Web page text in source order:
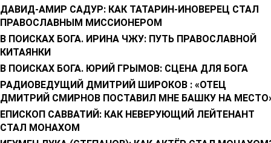
ДАВИД-АМИР САДУР: КАК ТАТАРИН-ИНОВЕРЕЦ СТАЛ
ПРАВОСЛАВНЫМ МИССИОНЕРОМ
В ПОИСКАХ БОГА. ИРИНА ЧЖУ: ПУТЬ ПРАВОСЛАВНОЙ
КИТАЯНКИ
В ПОИСКАХ БОГА. ЮРИЙ ГРЫМОВ: СЦЕНА ДЛЯ БОГА
РАДИОВЕДУЩИЙ ДМИТРИЙ ШИРОКОВ : «ОТЕЦ
ДМИТРИЙ СМИРНОВ ПОСТАВИЛ МНЕ БАШКУ НА
ЕПИСКОП САВВАТИЙ: КАК НЕВЕРУЮЩИЙ ЛЕЙТЕНАНТ
СТАЛ МОНАХОМ